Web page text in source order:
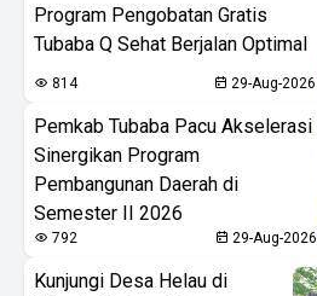
Program Pengobatan Gratis
Tubaba Q Sehat Berjalan Optimal
814 29-Aug-2026
Pemkab Tubaba Pacu Akselerasi
Sinergikan Program
Pembangunan Daerah di
Semester II 2026
792 29-Aug-2026
Kunjungi Desa Helau di